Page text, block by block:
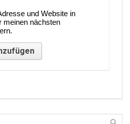
und Website in
meinen nächsten